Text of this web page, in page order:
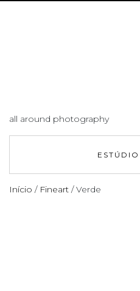
all around photography
ESTÚDIO
Início / Fineart / Verde